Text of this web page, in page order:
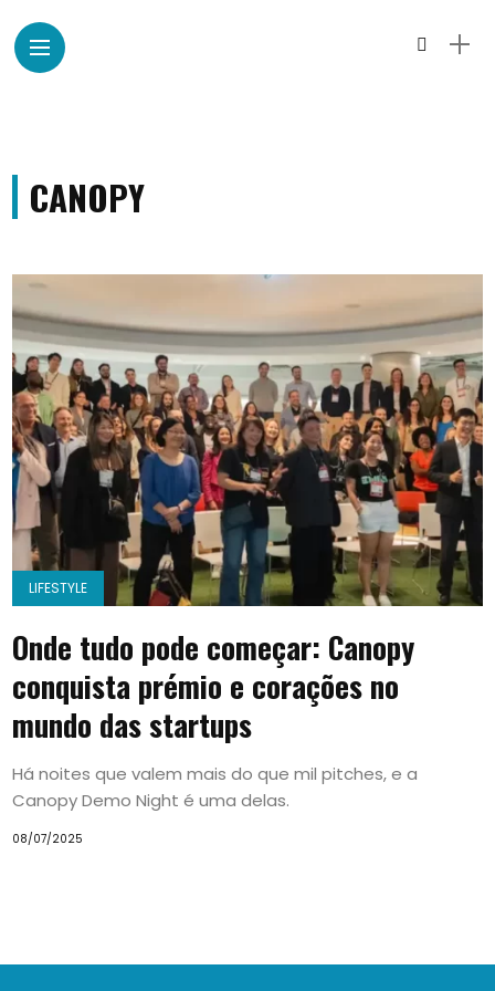
CANOPY
LIFESTYLE
Onde tudo pode começar: Canopy
conquista prémio e corações no
mundo das startups
Há noites que valem mais do que mil pitches, e a
Canopy Demo Night é uma delas.
08/07/2025